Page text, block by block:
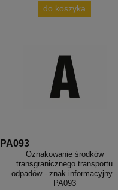
do koszyka
PA093
Oznakowanie środków
transgranicznego transportu
odpadów - znak informacyjny -
PA093